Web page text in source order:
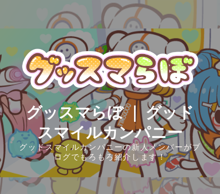
グッスマらぼ ｜ グッド
スマイルカンパニー
グッドスマイルカンパニーの新人メンバーがブ
ログでもろもろ紹介します！